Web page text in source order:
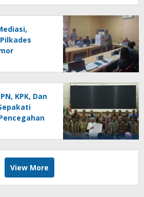
KPK, Dan
View More